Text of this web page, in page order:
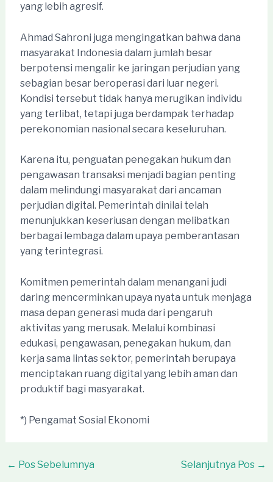
yang lebih agresif.
Ahmad Sahroni juga mengingatkan bahwa dana
masyarakat Indonesia dalam jumlah besar
berpotensi mengalir ke jaringan perjudian yang
sebagian besar beroperasi dari luar negeri.
Kondisi tersebut tidak hanya merugikan individu
yang terlibat, tetapi juga berdampak terhadap
perekonomian nasional secara keseluruhan.
Karena itu, penguatan penegakan hukum dan
pengawasan transaksi menjadi bagian penting
dalam melindungi masyarakat dari ancaman
perjudian digital. Pemerintah dinilai telah
menunjukkan keseriusan dengan melibatkan
berbagai lembaga dalam upaya pemberantasan
yang terintegrasi.
Komitmen pemerintah dalam menangani judi
daring mencerminkan upaya nyata untuk menjaga
masa depan generasi muda dari pengaruh
aktivitas yang merusak. Melalui kombinasi
edukasi, pengawasan, penegakan hukum, dan
kerja sama lintas sektor, pemerintah berupaya
menciptakan ruang digital yang lebih aman dan
produktif bagi masyarakat.
*) Pengamat Sosial Ekonomi
Post
← Pos Sebelumnya Selanjutnya Pos →